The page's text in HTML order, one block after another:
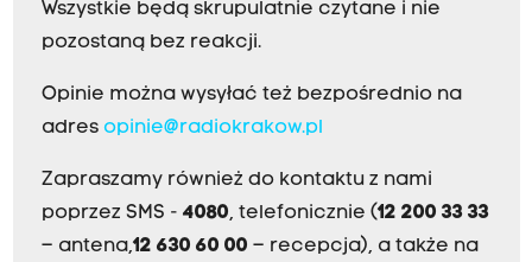
Wszystkie będą skrupulatnie czytane i nie
pozostaną bez reakcji.
Opinie można wysyłać też bezpośrednio na
adres opinie@radiokrakow.pl
Zapraszamy również do kontaktu z nami
poprzez SMS - 4080, telefonicznie (12 200 33 33
– antena,12 630 60 00 – recepcja), a także na